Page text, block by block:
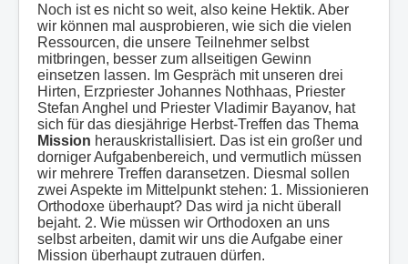
Noch ist es nicht so weit, also keine Hektik. Aber
wir können mal ausprobieren, wie sich die vielen
Ressourcen, die unsere Teilnehmer selbst
mitbringen, besser zum allseitigen Gewinn
einsetzen lassen. Im Gespräch mit unseren drei
Hirten, Erzpriester Johannes Nothhaas, Priester
Stefan Anghel und Priester Vladimir Bayanov, hat
sich für das diesjährige Herbst-Treffen das Thema
Mission herauskristallisiert. Das ist ein großer und
dorniger Aufgabenbereich, und vermutlich müssen
wir mehrere Treffen daransetzen. Diesmal sollen
zwei Aspekte im Mittelpunkt stehen: 1. Missionieren
Orthodoxe überhaupt? Das wird ja nicht überall
bejaht. 2. Wie müssen wir Orthodoxen an uns
selbst arbeiten, damit wir uns die Aufgabe einer
Mission überhaupt zutrauen dürfen.